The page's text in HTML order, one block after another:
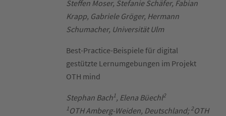
Steffen Moser, Stefanie Schäfer, Fabian
Krapp, Gabriele Gröger, Hermann
Schumacher, Universität Ulm
Best-Practice-Beispiele für digital
gestützte Lernumgebungen im Projekt
OTH mind
Stephan Bach 1 , Elena Büechl2
1 OTH Amberg-Weiden, Deutschland; 2OTH